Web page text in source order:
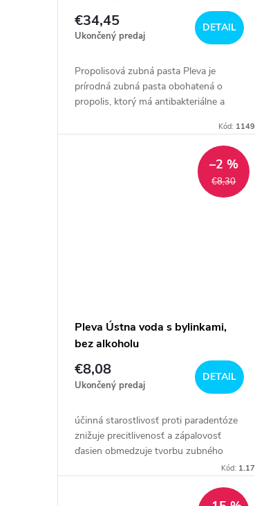
k
k
€34,45
Ukončený predaj
DETAIL
Propolisová zubná pasta Pleva je
prírodná zubná pasta obohatená o
propolis, ktorý má antibakteriálne a
zuby a...
Kód: 1149
€8,30
–2 %
Pleva Ústna voda s bylinkami,
bez alkoholu
€8,08
Ukončený predaj
DETAIL
účinná starostlivosť proti paradentóze
znižuje precitlivenosť a zápalovosť
ďasien obmedzuje tvorbu zubného
povlaku neobsahuje alkohol hmotnosť...
Kód: 1.17